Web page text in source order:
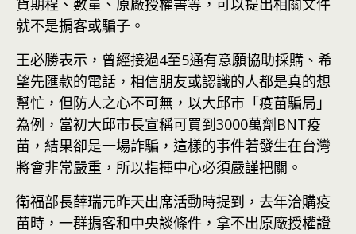
貨期程、數量、原廠授權書等，可以提出相關文件
就不是掮客或騙子。
王必勝表示，曾經接過4至5通有意願協助採購、希
望先匯款的電話，相信朋友或認識的人都是真的想
幫忙，但防人之心不可無，以大邱市「疫苗騙局」
為例，當初大邱市長宣稱可買到3000萬劑BNT疫
苗，結果卻是一場詐騙，這樣的事件若發生在台灣
將會非常嚴重，所以指揮中心必須嚴謹把關。
衛福部長薛瑞元昨天出席活動時提到，去年洽購疫
苗時，一群掮客和中央談條件，拿不出原廠授權證